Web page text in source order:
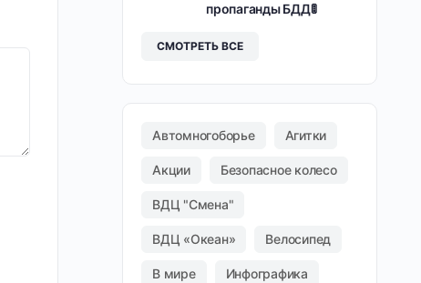
пропаганды БДД🚦
СМОТРЕТЬ ВСЕ
Автомногоборье Агитки
Акции Безопасное колесо
ВДЦ "Смена"
ВДЦ «Океан» Велосипед
В мире Инфографика